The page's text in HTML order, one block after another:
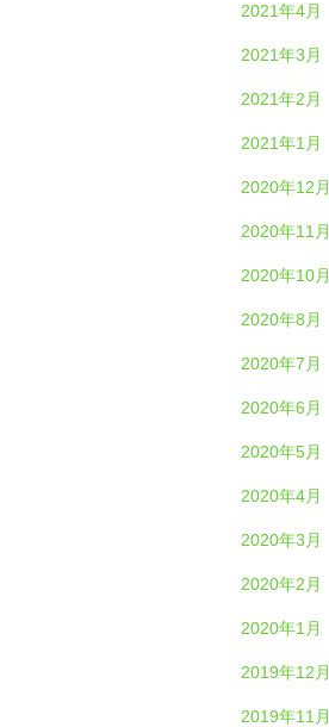
2021年4月
2021年3月
2021年2月
2021年1月
2020年12月
2020年11月
2020年10月
2020年8月
2020年7月
2020年6月
2020年5月
2020年4月
2020年3月
2020年2月
2020年1月
2019年12月
2019年11月